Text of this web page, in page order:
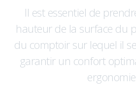
Il est essentiel de
hauteur de la surface du
du comptoir sur lequel il
garantir un confort